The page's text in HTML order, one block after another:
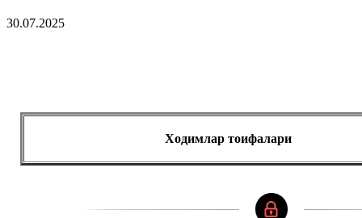
30.07.2025
Ходимлар тоифалари